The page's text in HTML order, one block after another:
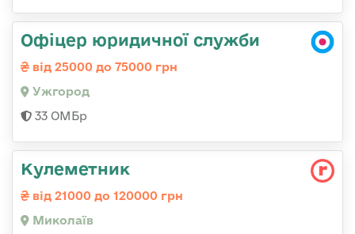
Офіцер юридичної служби
від 25000 до 75000 грн
Ужгород
33 ОМБр
Кулеметник
від 21000 до 120000 грн
Миколаїв